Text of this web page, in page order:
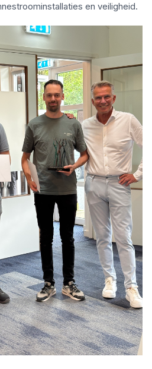
en veiligheid.